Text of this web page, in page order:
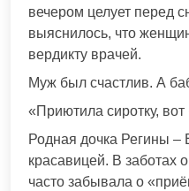
вечером целует перед
выяснилось, что
вердикту врачей.
Муж был счастлив. А
«Приютила сиротку,
Родная дочка Регины –
красавицей. В заботах
часто забывала о